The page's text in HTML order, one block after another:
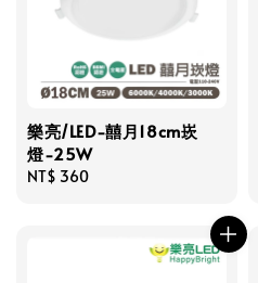
樂亮/LED-囍月18cm崁
燈-25W
Regular
NT$ 360